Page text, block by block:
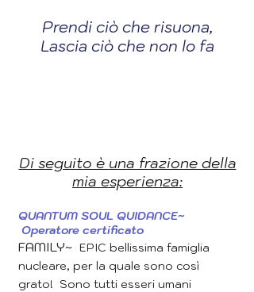
Prendi ciò che risuona,
Lascia ciò che non lo fa
Di seguito è una frazione della
mia esperienza:
QUANTUM SOUL QUIDANCE~
Operatore certificato
FAMILY~ EPIC bellissima famiglia
nucleare, per la quale sono così
grato! Sono tutti esseri umani